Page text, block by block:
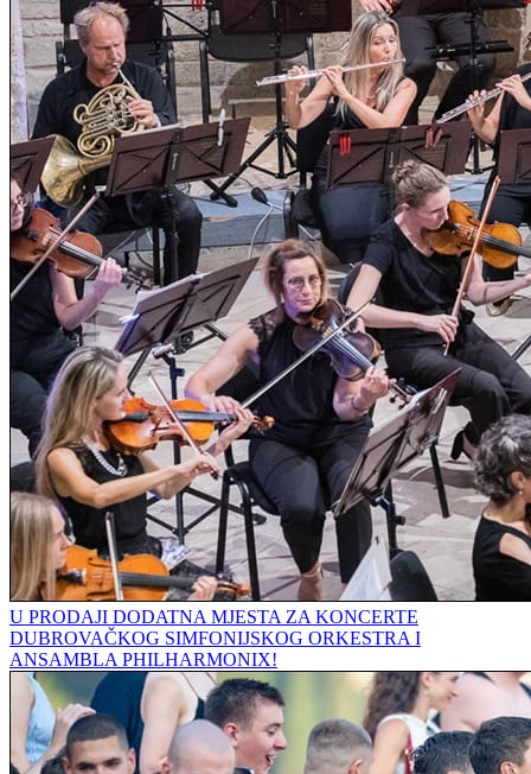
U PRODAJI DODATNA MJESTA ZA KONCERTE
DUBROVAČKOG SIMFONIJSKOG ORKESTRA I
ANSAMBLA PHILHARMONIX!